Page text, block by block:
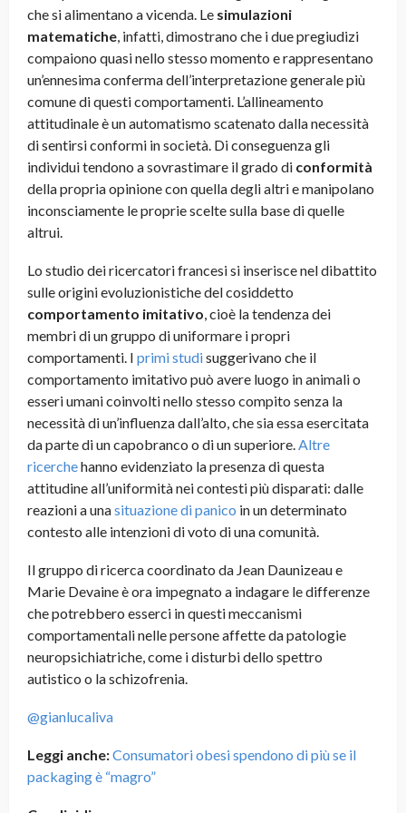
che si alimentano a vicenda. Le simulazioni
matematiche , infatti, dimostrano che i due pregiudizi
compaiono quasi nello stesso momento e rappresentano
un’ennesima conferma dell’interpretazione generale più
comune di questi comportamenti. L’allineamento
attitudinale è un automatismo scatenato dalla necessità
di sentirsi conformi in società. Di conseguenza gli
individui tendono a sovrastimare il grado di conformità
della propria opinione con quella degli altri e manipolano
inconsciamente le proprie scelte sulla base di quelle
altrui.
Lo studio dei ricercatori francesi si inserisce nel dibattito
sulle origini evoluzionistiche del cosiddetto
comportamento imitativo , cioè la tendenza dei
membri di un gruppo di uniformare i propri
comportamenti. I primi studisuggerivano che il
comportamento imitativo può avere luogo in animali o
esseri umani coinvolti nello stesso compito senza la
necessità di un’influenza dall’alto, che sia essa esercitata
da parte di un capobranco o di un superiore. Altre
ricerchehanno evidenziato la presenza di questa
attitudine all’uniformità nei contesti più disparati: dalle
reazioni a unasituazione di panico in un determinato
contesto alle intenzioni di voto di una comunità.
Il gruppo di ricerca coordinato da Jean Daunizeau e
Marie Devaine è ora impegnato a indagare le differenze
che potrebbero esserci in questi meccanismi
comportamentali nelle persone affette da patologie
neuropsichiatriche, come i disturbi dello spettro
autistico o la schizofrenia.
@gianlucaliva
Leggi anche:Consumatori obesi spendono di più se il
packaging è “magro”